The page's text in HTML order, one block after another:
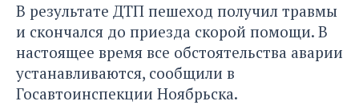
В результате ДТП пешеход получил травмы
и скончался до приезда скорой помощи. В
настоящее время все обстоятельства аварии
устанавливаются, сообщили в
Госавтоинспекции Ноябрьска.